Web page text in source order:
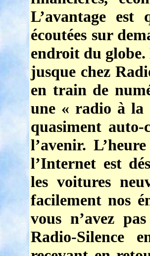
L’avantage est
écoutées sur
endroit du globe.
jusque chez
en train de
une « radio à la
quasiment auto-
l’avenir.
l’Internet est
les voitures
facilement nos
vous n’avez
Radio-Silence